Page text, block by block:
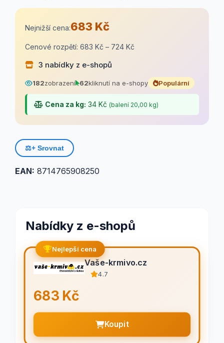
Nejnižší cena:683 Kč
Cenové rozpětí: 683 Kč – 724 Kč
3 nabídky z e-shopů
182zobrazení 62kliknutí na e-shopy Populární
Cena za kg: 34 Kč (balení 20,00 kg)
⚖️+ Srovnat
EAN: 8714765908250
Nabídky z e-shopů
Nejlepší cena
Vaše-krmivo.cz
4.7
683 Kč
Koupit